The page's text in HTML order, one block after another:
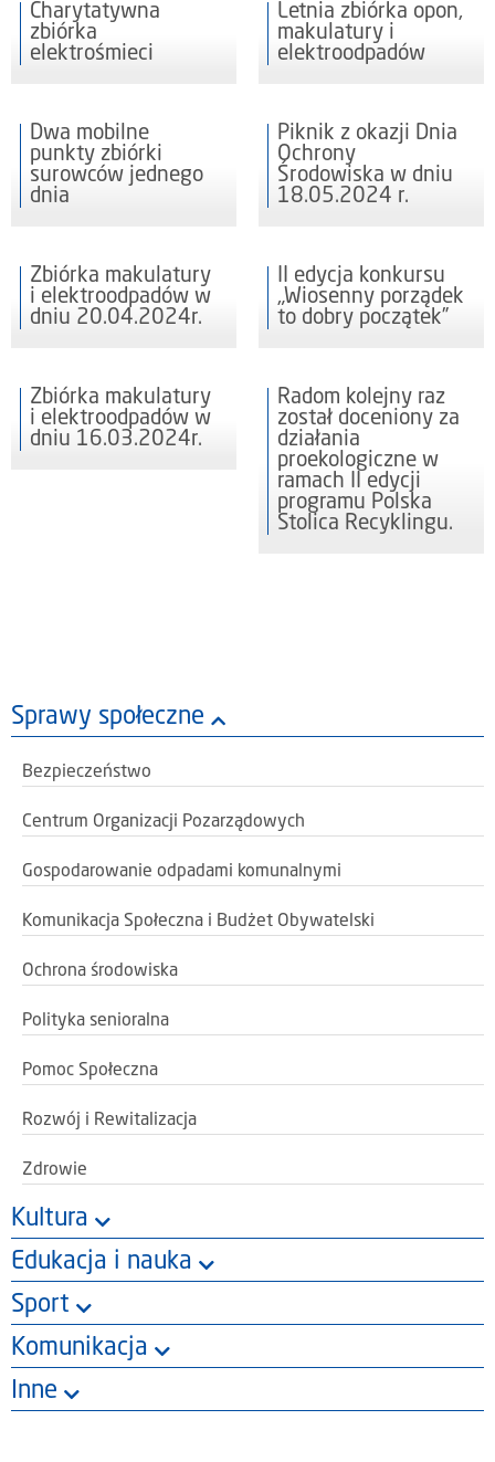
Sprawy społeczne
Bezpieczeństwo
Centrum Organizacji Pozarządowych
Gospodarowanie odpadami komunalnymi
Komunikacja Społeczna i Budżet Obywatelski
Ochrona środowiska
Polityka senioralna
Pomoc Społeczna
Rozwój i Rewitalizacja
Zdrowie
Kultura
Edukacja i nauka
Sport
Komunikacja
Inne
Charytatywna
zbiórka
elektrośmieci
Letnia zbiórka opon,
makulatury i
elektroodpadów
Dwa mobilne
punkty zbiórki
surowców jednego
dnia
Piknik z okazji Dnia
Ochrony
Środowiska w dniu
18.05.2024 r.
Zbiórka makulatury
i elektroodpadów w
dniu 20.04.2024r.
II edycja konkursu
„Wiosenny porządek
to dobry początek”
Zbiórka makulatury
i elektroodpadów w
dniu 16.03.2024r.
Radom kolejny raz
został doceniony za
działania
proekologiczne w
ramach II edycji
programu Polska
Stolica Recyklingu.